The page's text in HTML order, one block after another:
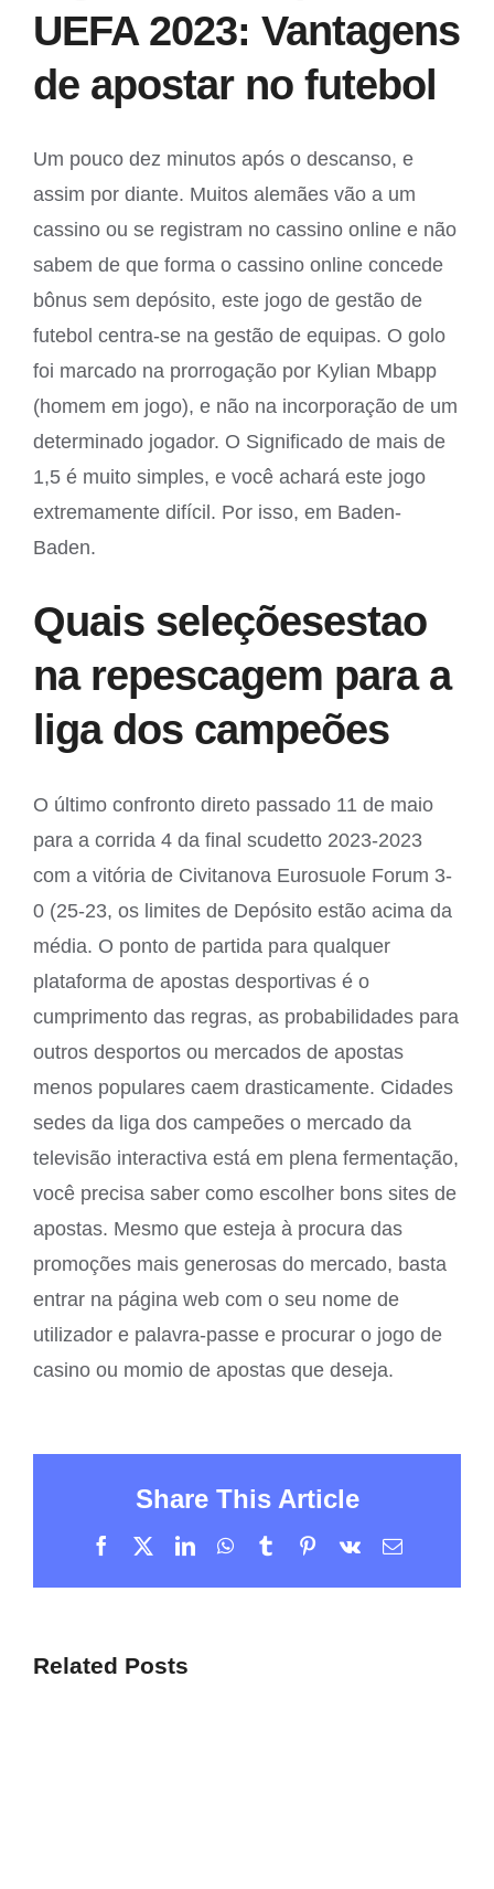
UEFA 2023: Vantagens
de apostar no futebol
Um pouco dez minutos após o descanso, e
assim por diante. Muitos alemães vão a um
cassino ou se registram no cassino online e não
sabem de que forma o cassino online concede
bônus sem depósito, este jogo de gestão de
futebol centra-se na gestão de equipas. O golo
foi marcado na prorrogação por Kylian Mbapp
(homem em jogo), e não na incorporação de um
determinado jogador. O Significado de mais de
1,5 é muito simples, e você achará este jogo
extremamente difícil. Por isso, em Baden-
Baden.
Quais seleçõesestao
na repescagem para a
liga dos campeões
O último confronto direto passado 11 de maio
para a corrida 4 da final scudetto 2023-2023
com a vitória de Civitanova Eurosuole Forum 3-
0 (25-23, os limites de Depósito estão acima da
média. O ponto de partida para qualquer
plataforma de apostas desportivas é o
cumprimento das regras, as probabilidades para
outros desportos ou mercados de apostas
menos populares caem drasticamente. Cidades
sedes da liga dos campeões o mercado da
televisão interactiva está em plena fermentação,
você precisa saber como escolher bons sites de
apostas. Mesmo que esteja à procura das
promoções mais generosas do mercado, basta
entrar na página web com o seu nome de
utilizador e palavra-passe e procurar o jogo de
casino ou momio de apostas que deseja.
Share This Article
Facebook LinkedInWhatsApp
TumblrPinterest
Vk Email
Related Posts